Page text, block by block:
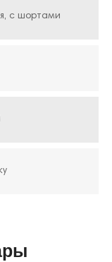
с шортами